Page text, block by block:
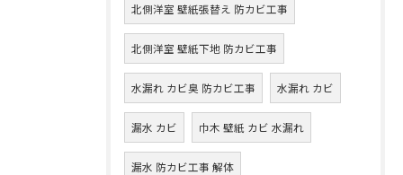
北側洋室 壁紙張替え 防カビ工事
北側洋室 壁紙下地 防カビ工事
水漏れ カビ臭 防カビ工事 水漏れ カビ
漏水 カビ 巾木 壁紙 カビ 水漏れ
漏水 防カビ工事 解体